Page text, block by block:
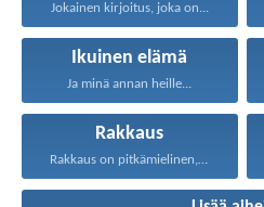
Jokainen kirjoitus, joka on...
Ikuinen elämä
Ja minä annan heille...
Rakkaus
Rakkaus on pitkämielinen, rakkaus...